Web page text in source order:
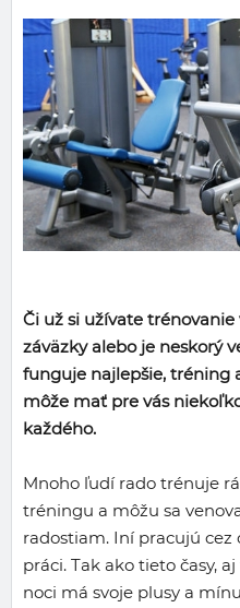
Či už si užívate
záväzky alebo je neskorý
funguje najlepšie, tréning
môže mať pre vás
každého.
Mnoho ľudí rado trénuje
tréningu a môžu sa
radostiam. Iní pracujú
práci. Tak ako tieto časy,
noci má svoje plusy a